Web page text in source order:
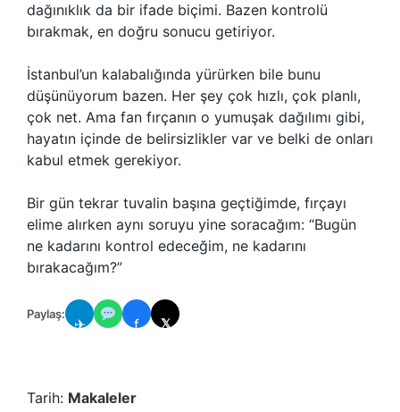
dağınıklık da bir ifade biçimi. Bazen kontrolü
bırakmak, en doğru sonucu getiriyor.
İstanbul’un kalabalığında yürürken bile bunu
düşünüyorum bazen. Her şey çok hızlı, çok planlı,
çok net. Ama fan fırçanın o yumuşak dağılımı gibi,
hayatın içinde de belirsizlikler var ve belki de onları
kabul etmek gerekiyor.
Bir gün tekrar tuvalin başına geçtiğimde, fırçayı
elime alırken aynı soruyu yine soracağım: “Bugün
ne kadarını kontrol edeceğim, ne kadarını
bırakacağım?”
Paylaş:
✈ f 𝕏
Tarih: Makaleler